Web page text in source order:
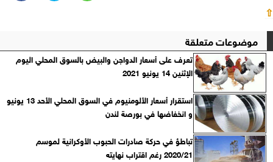
⇧
موضوعات متعلقة
تعرف على أسعار الدواجن والبيض بالسوق المحلي اليوم
الإثنين 14 يونيو 2021
استقرار أسعار الألومنيوم في السوق المحلي الأحد 13 يونيو
و انخفاضها في بورصة لندن
تباطؤ في حركة صادرات الحبوب الأوكرانية لموسم
2020/21 رغم اقتراب نهايته